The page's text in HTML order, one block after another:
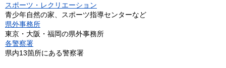
スポーツ・レクリエーション
青少年自然の家、スポーツ指導センターなど
県外事務所
東京・大阪・福岡の県外事務所
各警察署
県内13箇所にある警察署